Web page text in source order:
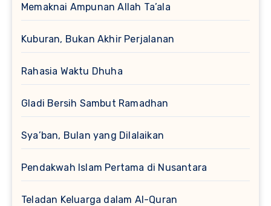
Memaknai Ampunan Allah Ta’ala
Kuburan, Bukan Akhir Perjalanan
Rahasia Waktu Dhuha
Gladi Bersih Sambut Ramadhan
Sya’ban, Bulan yang Dilalaikan
Pendakwah Islam Pertama di Nusantara
Teladan Keluarga dalam Al-Quran